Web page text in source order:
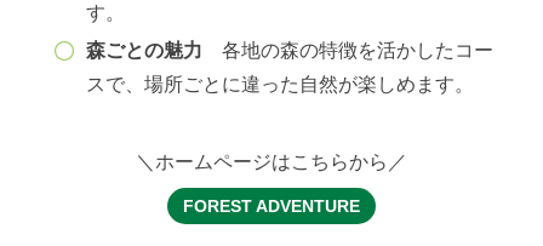
す。
森ごとの魅力 各地の森の特徴を活かしたコー
スで、場所ごとに違った自然が楽しめます。
＼ホームページはこちらから／
FOREST ADVENTURE